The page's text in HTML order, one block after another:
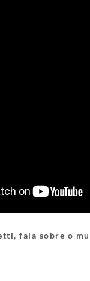
fala sobre o